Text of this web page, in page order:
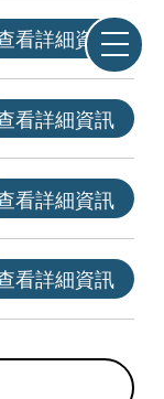
看詳細資訊
看詳細資訊
看詳細資訊
看詳細資訊